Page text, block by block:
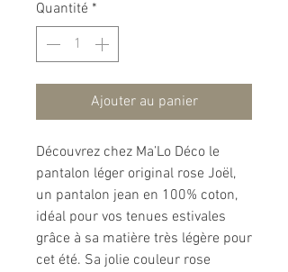
Quantité *
Ajouter au panier
Découvrez chez Ma’Lo Déco le
pantalon léger original rose Joël,
un pantalon jean en 100% coton,
idéal pour vos tenues estivales
grâce à sa matière très légère pour
cet été. Sa jolie couleur rose